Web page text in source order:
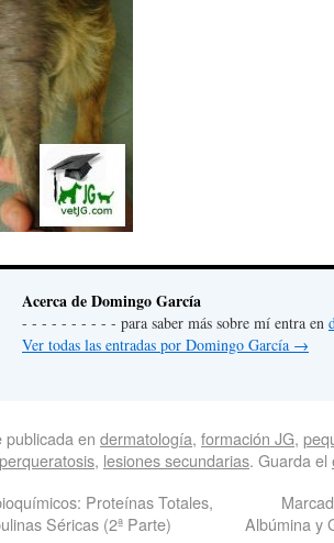
Acerca de Domingo García
- - - - - - - - - - para saber más sobre mí entra en
Ver todas las entradas por Domingo García →
publicada en dermatología, formación JG,
, lesiones secundarias. Guarda el
Proteínas Totales,
Séricas (2ª Parte)
Albúmina y